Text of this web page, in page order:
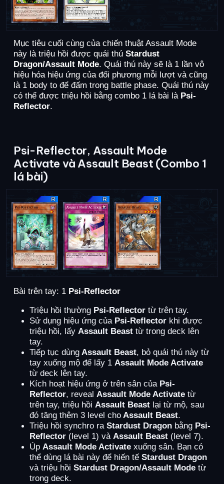
Mục tiêu cuối cùng của chiến thuật Assault Mode
này là triệu hồi được quái thú Stardust
Dragon/Assault Mode. Quái thú này sẽ là 1 lần vô
hiệu hóa hiệu ứng của đối phương mỗi lượt và cũng
là 1 body to để đấm trong battle phase. Quái thú này
có thể được triệu hồi bằng combo 1 lá bài là Psi-
Reflector.
Psi-Reflector, Assault Mode
Activate và Assault Beast (Combo 1
lá bài)
Bài trên tay: 1 Psi-Reflector
Triệu hồi thường Psi-Reflector từ trên tay.
Sử dụng hiệu ứng của Psi-Reflector khi được
triệu hồi, lấy Assault Beast từ trong deck lên
tay.
Tiếp tục dùng Assault Beast, bỏ quái thú này từ
tay xuống mộ để lấy 1 Assault Mode Activate
từ deck lên tay.
Kích hoạt hiệu ứng ở trên sân củaPsi-
Reflector, reveal Assault Mode Activate từ
trên tay, triệu hồi Assault Beast lại từ mộ, sau
đó tăng thêm 3 level cho Assault Beast.
Triệu hồi synchro ra Stardust Dragon bằng Psi-
Reflector (level 1) và Assault Beast (level 7).
Úp Assault Mode Activate xuống sân. Bạn có
thể dùng lá bài này để hiến tế Stardust Dragon
và triệu hồi Stardust Dragon/Assault Mode từ
trong deck.